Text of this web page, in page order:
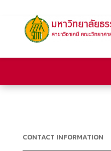
CONTACT INFORMATION